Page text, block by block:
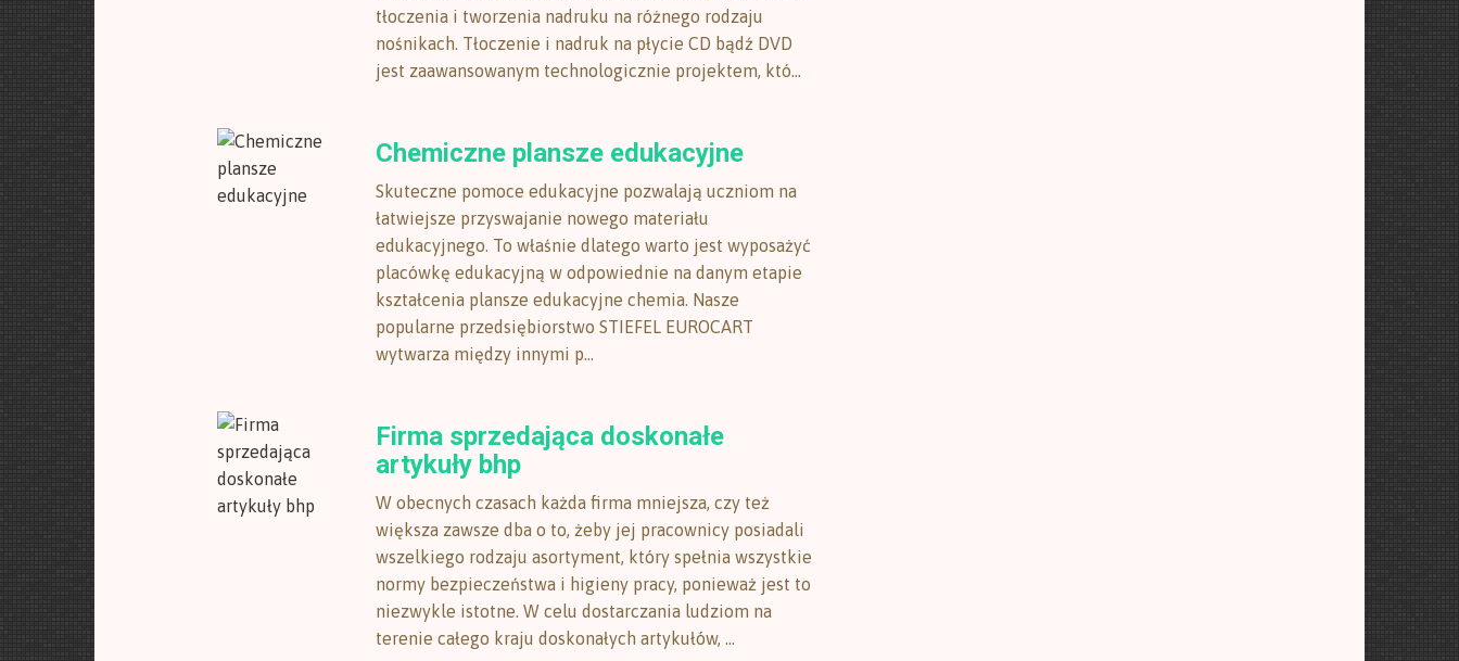
tłoczenia i tworzenia nadruku na różnego rodzaju
nośnikach. Tłoczenie i nadruk na płycie CD bądź DVD
jest zaawansowanym technologicznie projektem, któ...
Chemiczne plansze edukacyjne
Skuteczne pomoce edukacyjne pozwalają uczniom na
łatwiejsze przyswajanie nowego materiału
edukacyjnego. To właśnie dlatego warto jest wyposażyć
placówkę edukacyjną w odpowiednie na danym etapie
kształcenia plansze edukacyjne chemia. Nasze
popularne przedsiębiorstwo STIEFEL EUROCART
wytwarza między innymi p...
Firma sprzedająca doskonałe
artykuły bhp
W obecnych czasach każda firma mniejsza, czy też
większa zawsze dba o to, żeby jej pracownicy posiadali
wszelkiego rodzaju asortyment, który spełnia wszystkie
normy bezpieczeństwa i higieny pracy, ponieważ jest to
niezwykle istotne. W celu dostarczania ludziom na
terenie całego kraju doskonałych artykułów, ...